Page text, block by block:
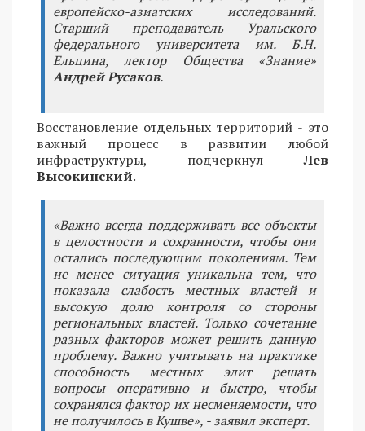
европейско-азиатских исследований.
Старший преподаватель Уральского
федерального университета им. Б.Н.
Ельцина, лектор Общества «Знание»
Андрей Русаков.
Восстановление отдельных территорий - это
важный процесс в развитии любой
инфраструктуры, подчеркнулЛев
Высокинский.
«Важно всегда поддерживать все объекты
в целостности и сохранности, чтобы они
остались последующим поколениям. Тем
не менее ситуация уникальна тем, что
показала слабость местных властей и
высокую долю контроля со стороны
региональных властей. Только сочетание
разных факторов может решить данную
проблему. Важно учитывать на практике
способность местных элит решать
вопросы оперативно и быстро, чтобы
сохранялся фактор их несменяемости, что
не получилось в Кушве», - заявил эксперт.